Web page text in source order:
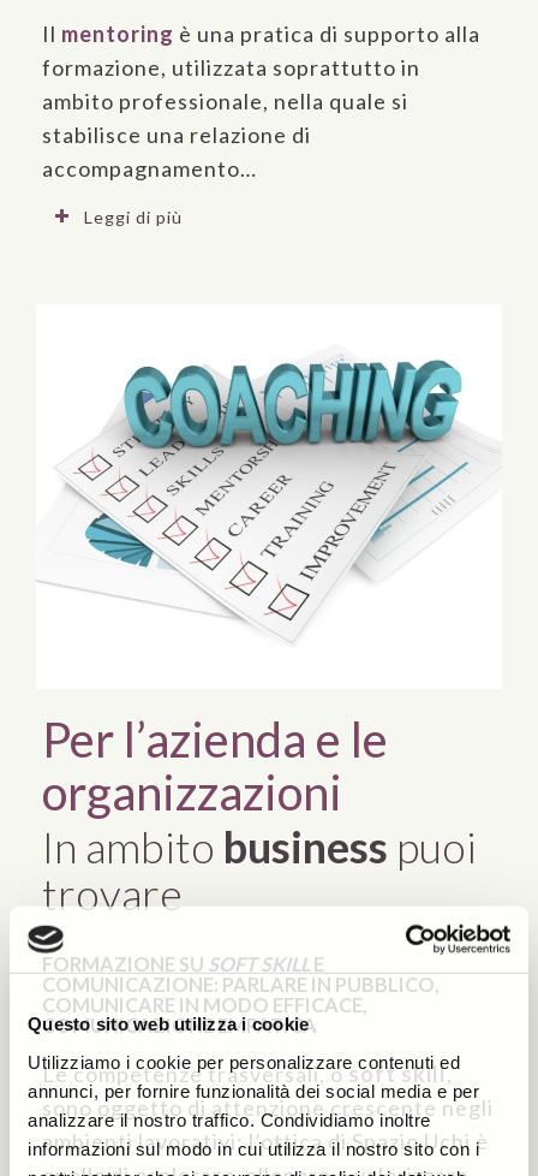
Questo sito web utilizza i cookie
Utilizziamo i cookie per personalizzare contenuti ed
annunci, per fornire funzionalità dei social media e per
analizzare il nostro traffico. Condividiamo inoltre
informazioni sul modo in cui utilizza il nostro sito con i
Il mentoring è una pratica di supporto alla
formazione, utilizzata soprattutto in
ambito professionale, nella quale si
stabilisce una relazione di
accompagnamento…
Leggi di più
Per l’azienda e le
organizzazioni
In ambito business puoi
trovare
FORMAZIONE SU SOFT SKILL E
COMUNICAZIONE: PARLARE IN PUBBLICO,
COMUNICARE IN MODO EFFICACE,
COMUNICAZIONE EMPATICA
Le competenze trasversali, osoft skill,
sono oggetto di attenzione crescente negli
ambienti lavorativi: l’ottica di Spazio Uchi è